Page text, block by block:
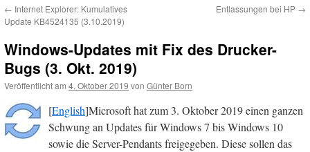
← Internet Explorer: Kumulatives
Update KB4524135 (3.10.2019)
Entlassungen bei HP →
Windows-Updates mit Fix des Drucker-
Bugs (3. Okt. 2019)
Veröffentlicht am 4. Oktober 2019 von Günter Born
[English]Microsoft hat zum 3. Oktober 2019 einen ganzen
Schwung an Updates für Windows 7 bis Windows 10
sowie die Server-Pendants freigegeben. Diese sollen das